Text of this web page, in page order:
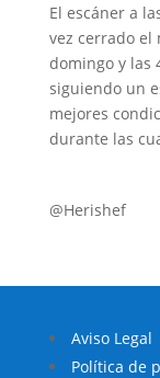
El escáner a
vez cerrado el
domingo y las
siguiendo un
mejores
durante las
@Herishef
Aviso Legal
Política de